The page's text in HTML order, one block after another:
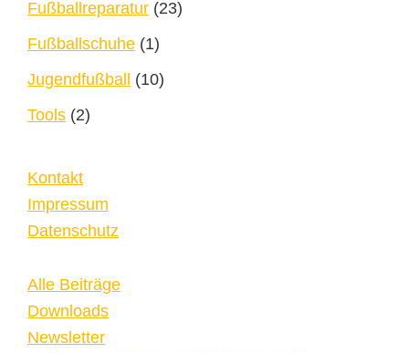
Fußballreparatur (23)
Fußballschuhe (1)
Jugendfußball (10)
Tools (2)
Kontakt
Impressum
Datenschutz
Alle Beiträge
Downloads
Newsletter